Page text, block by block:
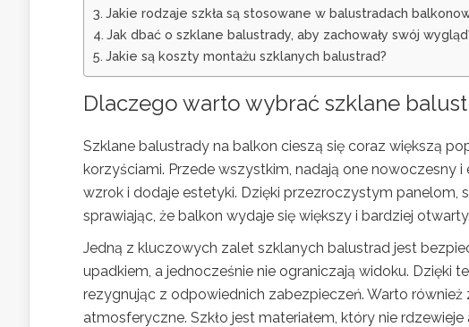
Jakie rodzaje szkła są stosowane w balustradach
Jak dbać o szklane balustrady, aby zachowały swój
Jakie są koszty montażu szklanych balustrad?
Dlaczego warto wybrać szklane
Szklane balustrady na balkon cieszą się coraz większą
korzyściami. Przede wszystkim, nadają one nowoczesny
wzrok i dodaje estetyki. Dzięki przezroczystym panelom,
sprawiając, że balkon wydaje się większy i bardziej otwarty.
Jedną z kluczowych zalet szklanych balustrad jest
upadkiem, a jednocześnie nie ograniczają widoku. Dzięki
rezygnując z odpowiednich zabezpieczeń. Warto
atmosferyczne. Szkło jest materiałem, który nie